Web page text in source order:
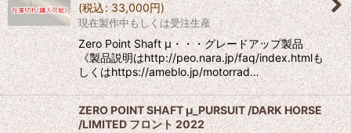
(税込: 33,000円)
現在製作中もしくは受注生産
Zero Point Shaft μ・・・グレードアップ製品
《製品説明はhttp://peo.nara.jp/faq/index.htmlも
しくはhttps://ameblo.jp/motorrad…
ZERO POINT SHAFT μ_PURSUIT /DARK HORSE
/LIMITED フロント 2022